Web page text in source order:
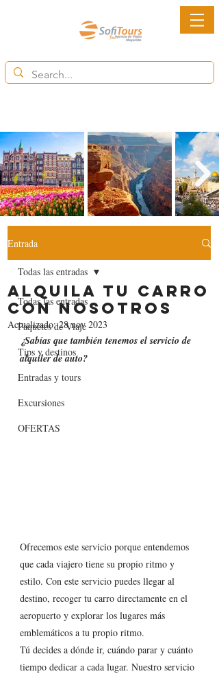
Entrada
Todas las entradas
Paquetes de Viaje
Tips y destinos
Entradas y tours
Excursiones
OFERTAS
Todas las entradas
Alquila tu carro
con nosotros
Actualizado:28 nov 2023
¿Sabías que también tenemos el servicio de
alquiler de auto?
Ofrecemos este servicio porque entendemos
que cada viajero tiene su propio ritmo y
estilo. Con este servicio puedes llegar al
destino, recoger tu carro directamente en el
aeropuerto y explorar los lugares más
emblemáticos a tu propio ritmo.
Tú decides a dónde ir, cuándo parar y cuánto
tiempo dedicar a cada lugar. Nuestro servicio